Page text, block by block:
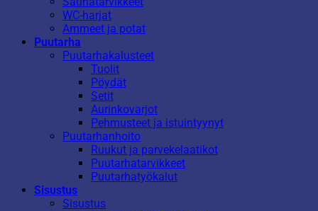
WC-harjat
Ammeet ja potat
Puutarha
Puutarhakalusteet
Tuolit
Pöydät
Setit
Aurinkovarjot
Pehmusteet ja istuintyynyt
Puutarhanhoito
Ruukut ja parvekelaatikot
Puutarhatarvikkeet
Puutarhatyökalut
Sisustus
Sisustus